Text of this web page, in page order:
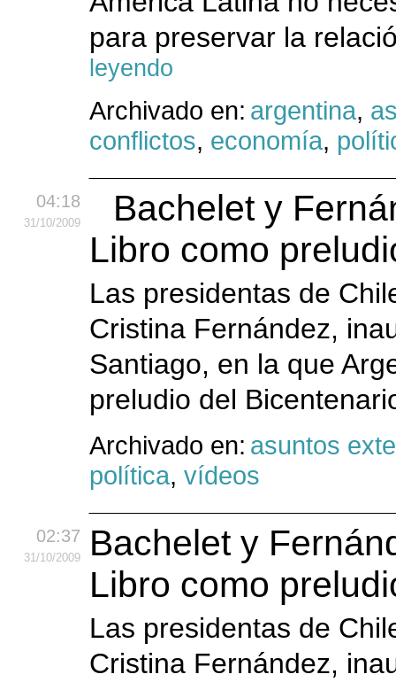
para preservar la
leyendo
Archivado en: argentina,
conflictos, economía,
04:18
31/10/2009
Bachelet y
Libro como
Las presidentas de
Cristina Fernández,
Santiago, en la que
preludio del
Archivado en: asuntos
política, vídeos
02:37
31/10/2009
Bachelet y
Libro como
Las presidentas de
Cristina Fernández,